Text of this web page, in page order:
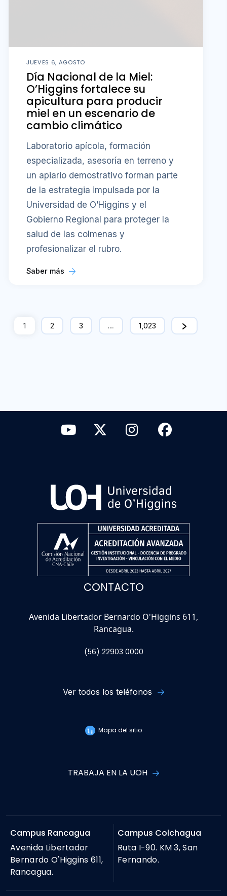
JUEVES 6, AGOSTO
Día Nacional de la Miel:
O’Higgins fortalece su
apicultura para producir
miel en un escenario de
cambio climático
Laboratorio apícola, formación
especializada, asesoría en terreno y
un apiario demostrativo forman parte
de la estrategia impulsada por la
Universidad de O’Higgins y el
Gobierno Regional para proteger la
salud de las colmenas y
profesionalizar el rubro.
Saber más
1 2 3 … 1,023
CONTACTO
Avenida Libertador Bernardo O'Higgins 611,
Rancagua.
(56) 22903 0000
Ver todos los teléfonos
Mapa del sitio
TRABAJA EN LA UOH
Campus Rancagua
Avenida Libertador
Bernardo O'Higgins 611,
Rancagua.
Campus Colchagua
Ruta I-90. KM 3, San
Fernando.